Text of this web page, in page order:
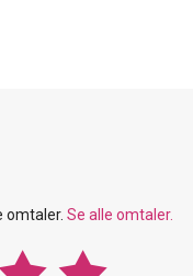
omtaler. Se alle omtaler.